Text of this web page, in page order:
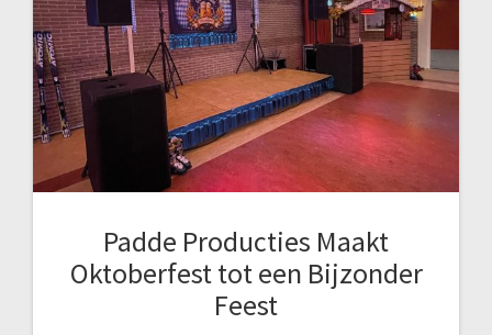
Padde Producties Maakt
Oktoberfest tot een Bijzonder
Feest